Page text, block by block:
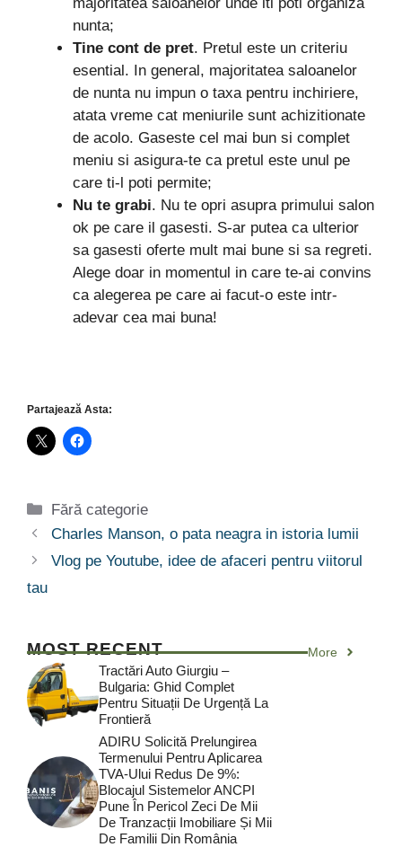
nunta;
Tine cont de pret. Pretul este un criteriu
esential. In general, majoritatea saloanelor
de nunta nu impun o taxa pentru inchiriere,
atata vreme cat meniurile sunt achizitionate
de acolo. Gaseste cel mai bun si complet
meniu si asigura-te ca pretul este unul pe
care ti-l poti permite;
Nu te grabi. Nu te opri asupra primului salon
ok pe care il gasesti. S-ar putea ca ulterior
sa gasesti oferte mult mai bune si sa regreti.
Alege doar in momentul in care te-ai convins
ca alegerea pe care ai facut-o este intr-
adevar cea mai buna!
Partajează Asta:
Categorii
Fără categorie
Charles Manson, o pata neagra in istoria lumii
Vlog pe Youtube, idee de afaceri pentru viitorul
tau
MOST RECENT More
Tractări Auto Giurgiu –
Bulgaria: Ghid Complet
Pentru Situații De Urgență La
Frontieră
ADIRU Solicită Prelungirea
Termenului Pentru Aplicarea
TVA-Ului Redus De 9%:
Blocajul Sistemelor ANCPI
Pune În Pericol Zeci De Mii
De Tranzacții Imobiliare Și Mii
De Familii Din România